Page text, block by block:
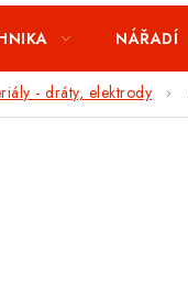
NÁŘADÍ
- dráty, elektrody